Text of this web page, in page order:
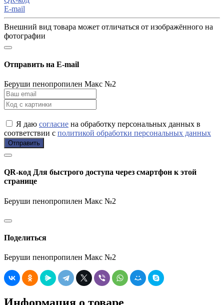
E-mail
Внешний вид товара может отличаться от изображённого на
фотографии
Отправить на E-mail
Беруши пенопропилен Макс №2
Я даю согласие на обработку персональных данных в
соответствии с политикой обработки персональных данных
Отправить
QR-код Для быстрого доступа через смартфон к этой
странице
Беруши пенопропилен Макс №2
Поделиться
Беруши пенопропилен Макс №2